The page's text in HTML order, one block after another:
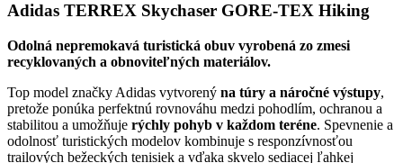
Adidas TERREX Skychaser GORE-TEX Hiking
Odolná nepremokavá turistická obuv vyrobená zo zmesi
recyklovaných a obnoviteľných materiálov.
Top model značky Adidas vytvorený na túry a náročné výstupy,
pretože ponúka perfektnú rovnováhu medzi pohodlím, ochranou a
stabilitou a umožňuje rýchly pohyb v každom teréne. Spevnenie a
odolnosť turistických modelov kombinuje s responzívnosťou
trailových bežeckých tenisiek a vďaka skvelo sediacej ľahkej